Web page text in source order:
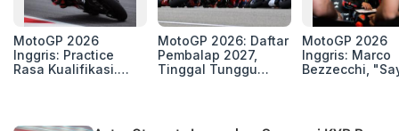
MotoGP 2026
Inggris: Practice
Rasa Kualifikasi.
Silverstone!
MotoGP 2026: Daftar
Pembalap 2027,
Tinggal Tunggu
MotoGP 2026
Inggris: Marco
Bezzecchi,